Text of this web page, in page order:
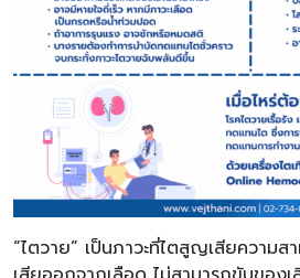
“ไตวาย” เป็นภาวะที่ไตสูญเสียความส